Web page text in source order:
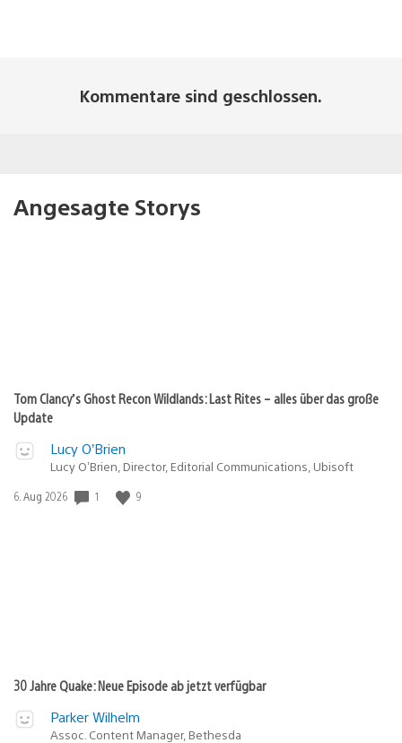
Kommentare sind geschlossen.
Angesagte Storys
Tom Clancy’s Ghost Recon Wildlands: Last Rites – alles über das große
Update
Lucy O’Brien
Lucy O’Brien, Director, Editorial Communications, Ubisoft
Veröffentlichungsdatum:
6. Aug 2026 1 9
30 Jahre Quake: Neue Episode ab jetzt verfügbar
Parker Wilhelm
Assoc. Content Manager, Bethesda